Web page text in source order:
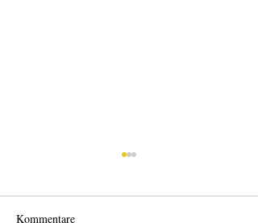
Kommentare